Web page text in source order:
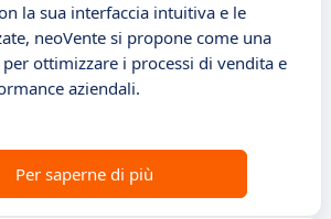
la sua interfaccia intuitiva e le
neoVente si propone come una
ottimizzare i processi di vendita e
aziendali.
Per saperne di più